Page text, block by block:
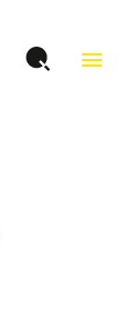
menu